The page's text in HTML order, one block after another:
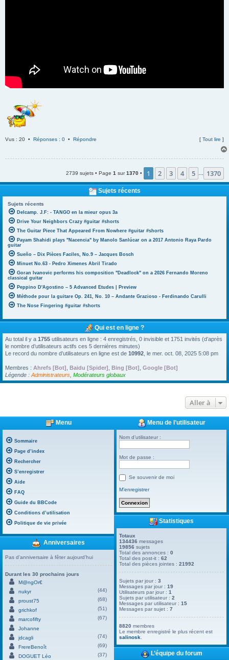
Vus : 20 • Réponses : 0 • Répondre [ Tout lire ]
2739 sujets • Page 1 sur1370 • 1 2 3 4 5 1370
Sujets récents
Sujets récents
Delcamp. J.F: - TANGO en la mieur opus 3a
Drive Your Neighbors Crazy #guitar #shorts
The Guitar Piece That Appeared From Nowhere #guitar #shorts
Payam Shahidi plays "Nacencia" by Manolo Sanlúcar on a 2017 Antonio Raya Pardo
guitar
Sueño – Dix Pièces Faciles, No.9 – Jacques Bosch
Minuet No.63 - Pedro Ximenes Abril Tirado
Goran Ivanovic performs his composition "Deadlock" on a 2026 Fernando Moreno
classical guitar
Peppino D'Agostino – 5 Advanced Etudes | Preview
Méthode pour la guitare Op. 241, No. 10 – Andante Grazioso - Ferdinando Carulli
The Nose Fingering #guitar #shorts
Qui est en ligne ?
Au total il y a 1755 utilisateurs en ligne : 4 enregistrés, 0 invisible et 1751 invités (d’après
le nombre d’utilisateurs actifs ces 5 dernières minutes)
Le record du nombre d’utilisateurs en ligne est de 10992 , le mer. oct. 08, 2025 5:08 pm
Membres : Ahrefs [Bot] Baidu [Spider] Bing [Bot] Google [Bot]
Légende : Administrateurs Modérateurs globaux
Aller à
Menu
Sommaire
Page d’index
Rechercher
S’enregistrer
Aide
FAQ
Guide du BBCode
Conditions d’utilisation
Politique de vie privée
Anniversaires
Pas d’anniversaire à fêter aujourd’hui
Durant les 30 prochains jours
M@ngOr€
nukyr
(44)
proust75
(68)
grichkof
(51)
marcofifty
(67)
Johanne
jdcagli
(74)
FrereBenoît
(69)
DOGUET Léo
(37)
Menu de l’utilisateur
Nom d’utilisateur :
Mot de passe :
Se souvenir de moi
M’enregistrer
Statistiques
Totaux
134436 messages
19856 sujets
Total des annonces :0
Total des post-it :62
Total des pièces jointes :21992
Sujets par jour :3
Messages par jour :19
Utilisateurs par jour :1
Sujets par utilisateur :2
Messages par utilisateur :15
Messages par sujet :7
8820 membres
Le membre enregistré le plus récent est
salinosk
L’équipe du forum